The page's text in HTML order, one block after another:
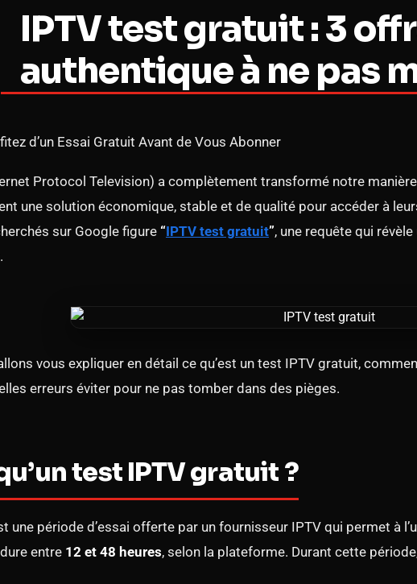
IPTV test gratuit : 3
authentique à ne pas
d’un Essai Gratuit Avant de Vous Abonner
Protocol Television) a complètement transformé notre
une solution économique, stable et de qualité pour accéder à
sur Google figure “IPTV test gratuit”, une requête qui
.
vous expliquer en détail ce qu’est un test IPTV gratuit,
erreurs éviter pour ne pas tomber dans des pièges.
test IPTV gratuit ?
une période d’essai offerte par un fournisseur IPTV qui permet à
entre 12 et 48 heures, selon la plateforme. Durant cette